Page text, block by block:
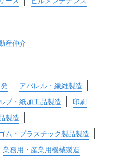
産仲介
アパレル・繊維製造
プ・紙加工品製造
印刷
製造
ゴム・プラスチック製品製造
業務用・産業用機械製造